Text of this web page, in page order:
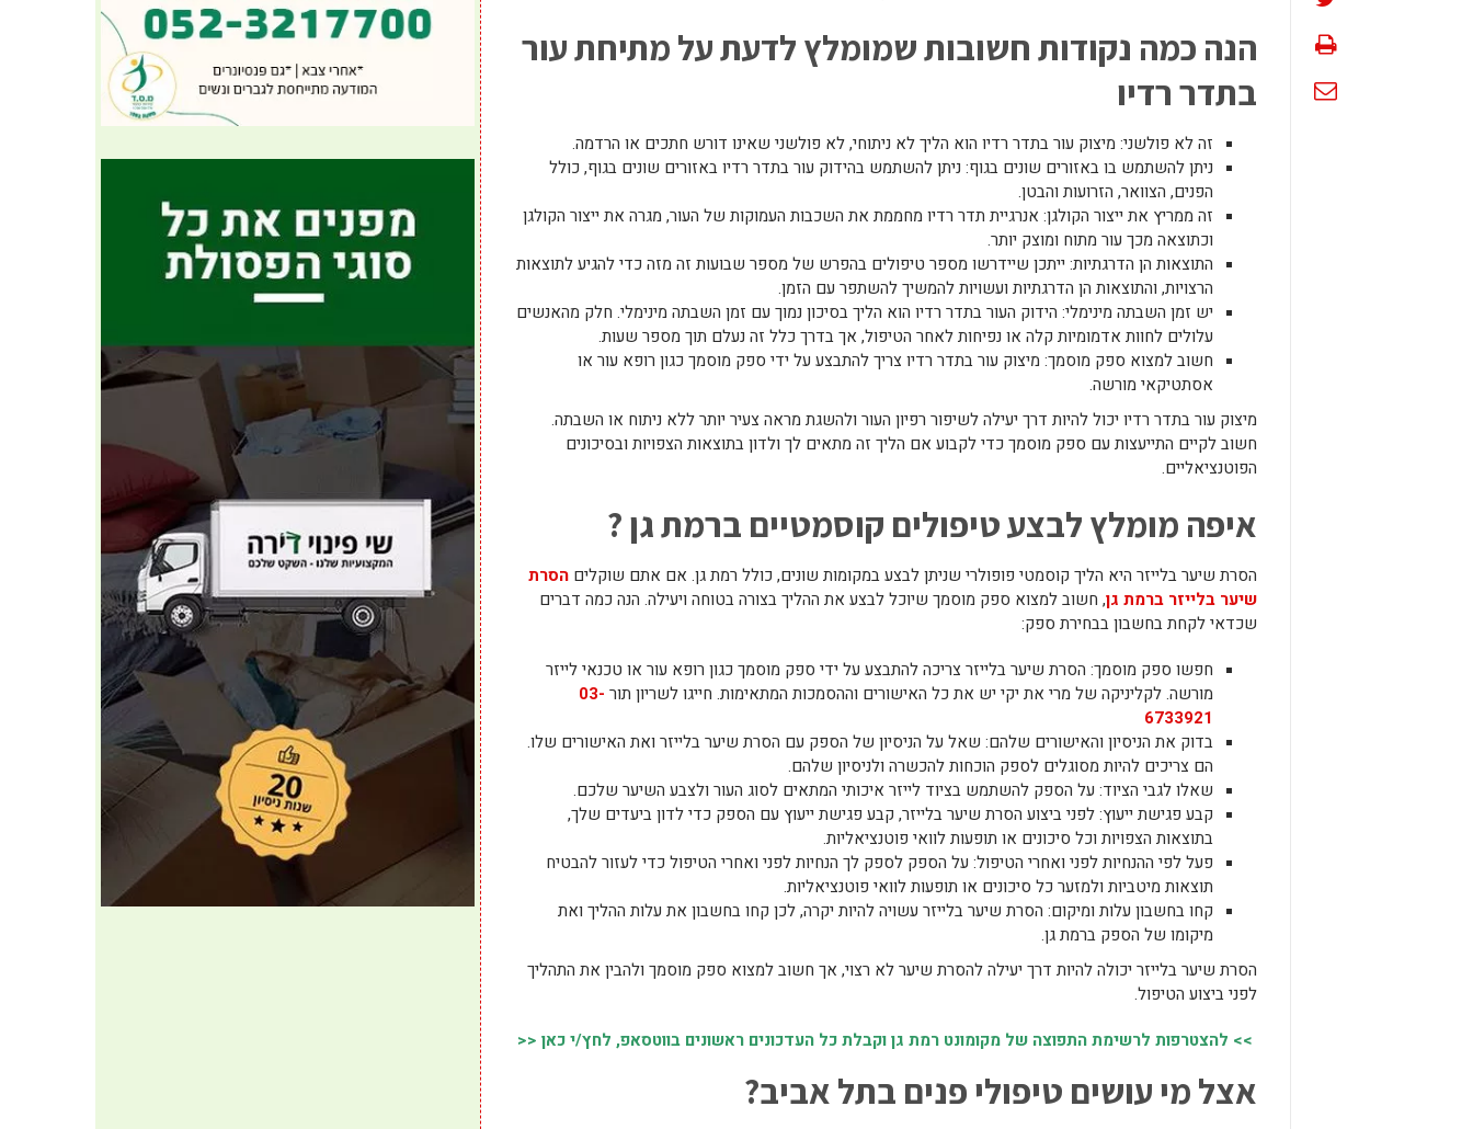
הנה כמה נקודות חשובות שמומלץ לדעת על מתיחת עור
בתדר רדיו
זה לא פולשני: מיצוק עור בתדר רדיו הוא הליך לא ניתוחי, לא פולשני שאינו דורש חתכים או הרדמה.
ניתן להשתמש בו באזורים שונים בגוף: ניתן להשתמש בהידוק עור בתדר רדיו באזורים שונים בגוף, כולל
הפנים, הצוואר, הזרועות והבטן.
זה ממריץ את ייצור הקולגן: אנרגיית תדר רדיו מחממת את השכבות העמוקות של העור, מגרה את ייצור הקולגן
וכתוצאה מכך עור מתוח ומוצק יותר.
התוצאות הן הדרגתיות: ייתכן שיידרשו מספר טיפולים בהפרש של מספר שבועות זה מזה כדי להגיע לתוצאות
הרצויות, והתוצאות הן הדרגתיות ועשויות להמשיך להשתפר עם הזמן.
יש זמן השבתה מינימלי: הידוק העור בתדר רדיו הוא הליך בסיכון נמוך עם זמן השבתה מינימלי. חלק מהאנשים
עלולים לחוות אדמומיות קלה או נפיחות לאחר הטיפול, אך בדרך כלל זה נעלם תוך מספר שעות.
חשוב למצוא ספק מוסמך: מיצוק עור בתדר רדיו צריך להתבצע על ידי ספק מוסמך כגון רופא עור או
אסתטיקאי מורשה.
מיצוק עור בתדר רדיו יכול להיות דרך יעילה לשיפור רפיון העור ולהשגת מראה צעיר יותר ללא ניתוח או השבתה.
חשוב לקיים התייעצות עם ספק מוסמך כדי לקבוע אם הליך זה מתאים לך ולדון בתוצאות הצפויות ובסיכונים
הפוטנציאליים.
איפה מומלץ לבצע טיפולים קוסמטיים ברמת גן ?
הסרת שיער בלייזר היא הליך קוסמטי פופולרי שניתן לבצע במקומות שונים, כולל רמת גן. אם אתם שוקליםהסרת
שיער בלייזר ברמת גן, חשוב למצוא ספק מוסמך שיוכל לבצע את ההליך בצורה בטוחה ויעילה. הנה כמה דברים
שכדאי לקחת בחשבון בבחירת ספק:
חפשו ספק מוסמך: הסרת שיער בלייזר צריכה להתבצע על ידי ספק מוסמך כגון רופא עור או טכנאי לייזר
מורשה. לקליניקה של מרי את יקי יש את כל האישורים וההסמכות המתאימות. חייגו לשריון תור 03-
6733921
בדוק את הניסיון והאישורים שלהם: שאל על הניסיון של הספק עם הסרת שיער בלייזר ואת האישורים שלו.
הם צריכים להיות מסוגלים לספק הוכחות להכשרה ולניסיון שלהם.
שאלו לגבי הציוד: על הספק להשתמש בציוד לייזר איכותי המתאים לסוג העור ולצבע השיער שלכם.
קבע פגישת ייעוץ: לפני ביצוע הסרת שיער בלייזר, קבע פגישת ייעוץ עם הספק כדי לדון ביעדים שלך,
בתוצאות הצפויות וכל סיכונים או תופעות לוואי פוטנציאליות.
פעל לפי ההנחיות לפני ואחרי הטיפול: על הספק לספק לך הנחיות לפני ואחרי הטיפול כדי לעזור להבטיח
תוצאות מיטביות ולמזער כל סיכונים או תופעות לוואי פוטנציאליות.
קחו בחשבון עלות ומיקום: הסרת שיער בלייזר עשויה להיות יקרה, לכן קחו בחשבון את עלות ההליך ואת
מיקומו של הספק ברמת גן.
הסרת שיער בלייזר יכולה להיות דרך יעילה להסרת שיער לא רצוי, אך חשוב למצוא ספק מוסמך ולהבין את התהליך
לפני ביצוע הטיפול.
>> להצטרפות לרשימת התפוצה של מקומונט רמת גן וקבלת כל העדכונים ראשונים בווטסאפ, לחץ/י כאן <<
אצל מי עושים טיפולי פנים בתל אביב?